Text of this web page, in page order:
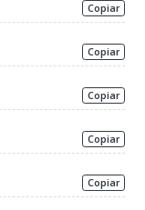
Copiar
Copiar
Copiar
Copiar
Copiar